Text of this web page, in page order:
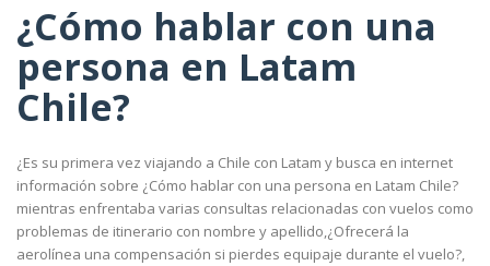
¿Cómo hablar con una
persona en Latam
Chile?
¿Es su primera vez viajando a Chile con Latam y busca en internet
información sobre ¿Cómo hablar con una persona en Latam Chile?
mientras enfrentaba varias consultas relacionadas con vuelos como
problemas de itinerario con nombre y apellido,¿Ofrecerá la
aerolínea una compensación si pierdes equipaje durante el vuelo?,